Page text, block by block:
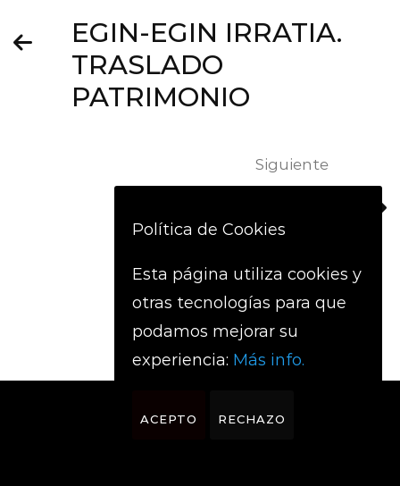
EGIN-EGIN IRRATIA.
TRASLADO
PATRIMONIO
Siguiente
ARIMAREN
Política de Cookies
Esta página utiliza cookies y
otras tecnologías para que
podamos mejorar su
experiencia: Más info.
ACEPTO RECHAZO